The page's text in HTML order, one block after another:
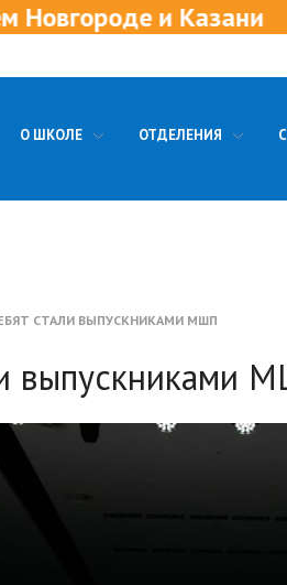
и Казани
О ШКОЛЕ ОТДЕЛЕНИЯ
СТАЛИ ВЫПУСКНИКАМИ МШП
выпускниками